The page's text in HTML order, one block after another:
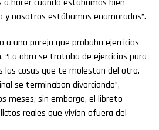
a hacer cuando estábamos bien
nosotros estábamos enamorados”.
una pareja que probaba ejercicios
“La obra se trataba de ejercicios para
las cosas que te molestan del otro.
se terminaban divorciando”,
meses, sin embargo, el libreto
reales que vivían afuera del